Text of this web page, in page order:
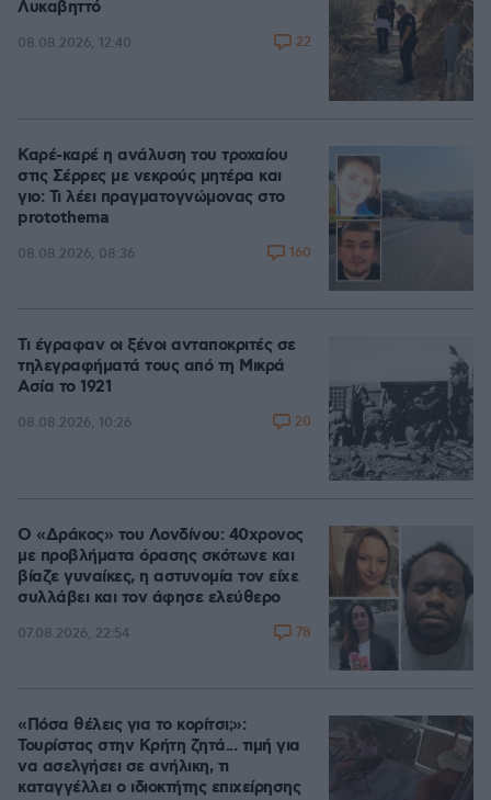
Λυκαβηττό
08.08.2026, 12:40 22
Καρέ-καρέ η ανάλυση του τροχαίου
στις Σέρρες με νεκρούς μητέρα και
γιο: Τι λέει πραγματογνώμονας στο
protothema
08.08.2026, 08:36 160
Τι έγραφαν οι ξένοι ανταποκριτές σε
τηλεγραφήματά τους από τη Μικρά
Ασία το 1921
08.08.2026, 10:26 20
Ο «Δράκος» του Λονδίνου: 40χρονος
με προβλήματα όρασης σκότωνε και
βίαζε γυναίκες, η αστυνομία τον είχε
συλλάβει και τον άφησε ελεύθερο
07.08.2026, 22:54 78
«Πόσα θέλεις για το κορίτσι;»:
Τουρίστας στην Κρήτη ζητά... τιμή για
να ασελγήσει σε ανήλικη, τι
καταγγέλλει ο ιδιοκτήτης επιχείρησης